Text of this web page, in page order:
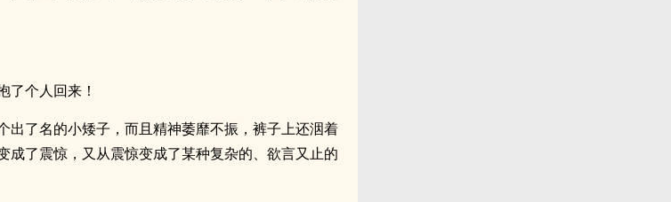
了个人回来！
出了名的小矮子，而且精神萎靡不振，裤子上还洇着
成了震惊，又从震惊变成了某种复杂的、欲言又止的